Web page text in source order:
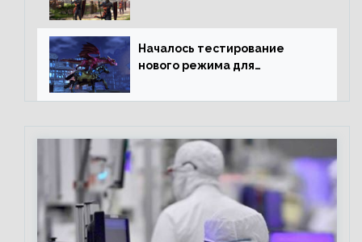
Началось тестирование
нового режима для
online